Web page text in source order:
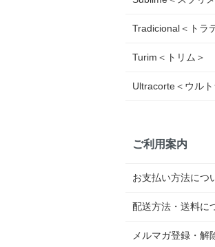
Tradicional＜トラ
Turim＜トリム＞
Ultracorte＜ウルト
ご利用案内
お支払い方法につ
配送方法・送料に
メルマガ登録・解